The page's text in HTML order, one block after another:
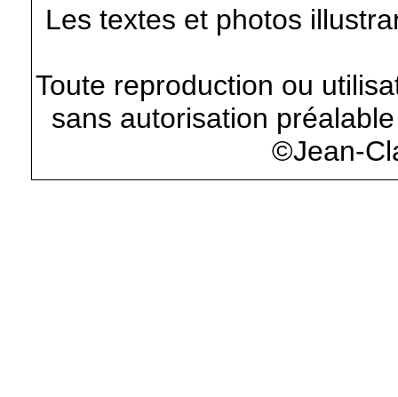
Les textes et photos
Toute reproduction ou
sans autorisation
©Jean-